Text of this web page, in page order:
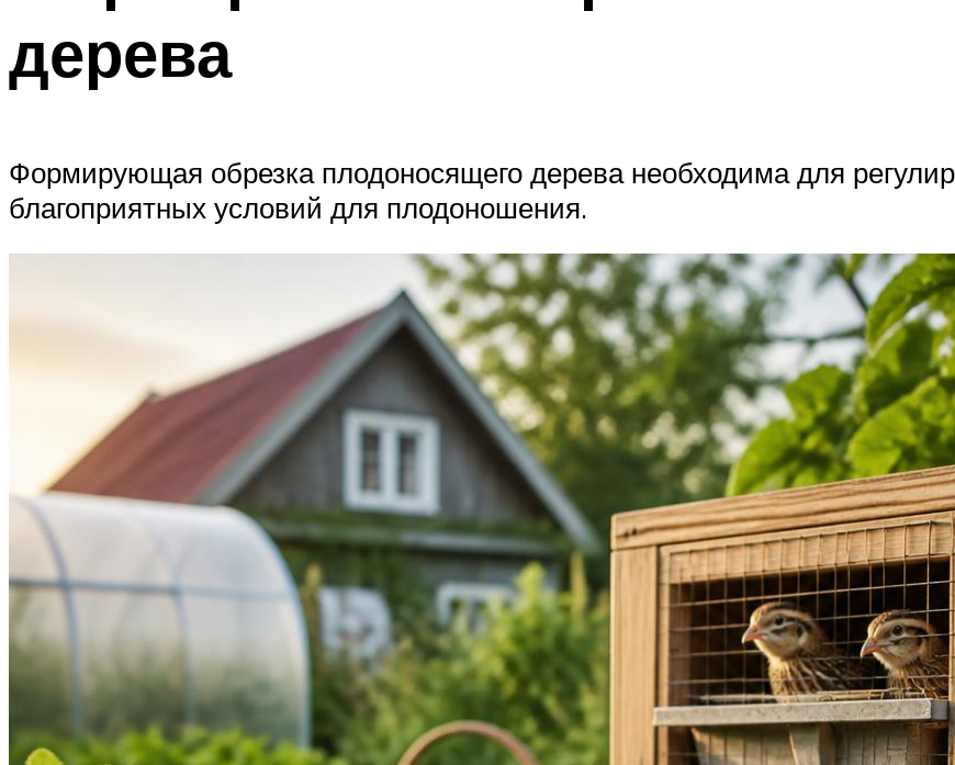
дерева
Формирующая обрезка плодоносящего дерева необходима для
благоприятных условий для плодоношения.